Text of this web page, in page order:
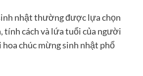
nhật thường được lựa chọn
tính cách và lứa tuổi của người
chúc mừng sinh nhật phổ